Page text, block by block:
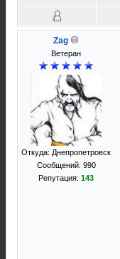
Zag
Ветеран
Откуда: Днепропетровск
Сообщений: 990
Репутация: 143